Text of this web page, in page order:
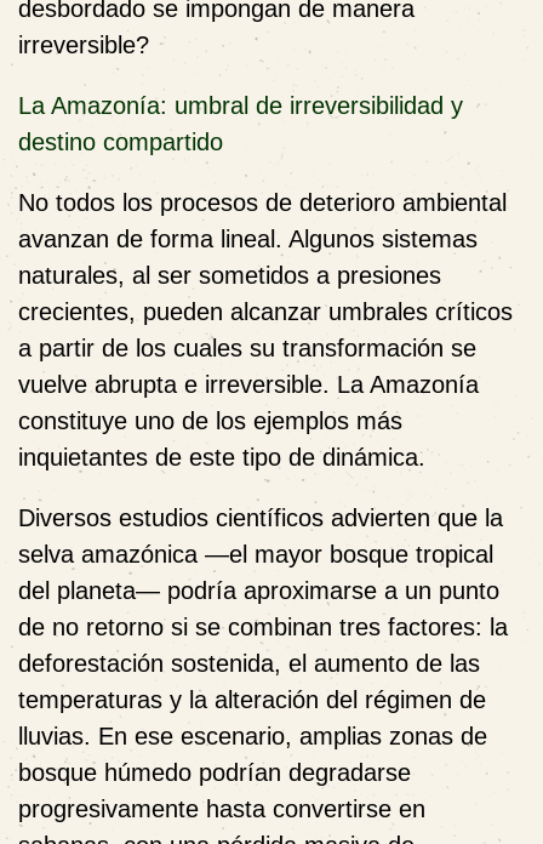
desbordado se impongan de manera
irreversible?
La Amazonía: umbral de irreversibilidad y
destino compartido
No todos los procesos de deterioro ambiental
avanzan de forma lineal. Algunos sistemas
naturales, al ser sometidos a presiones
crecientes, pueden alcanzar umbrales críticos
a partir de los cuales su transformación se
vuelve abrupta e irreversible. La Amazonía
constituye uno de los ejemplos más
inquietantes de este tipo de dinámica.
Diversos estudios científicos advierten que la
selva amazónica —el mayor bosque tropical
del planeta— podría aproximarse a un punto
de no retorno si se combinan tres factores: la
deforestación sostenida, el aumento de las
temperaturas y la alteración del régimen de
lluvias. En ese escenario, amplias zonas de
bosque húmedo podrían degradarse
progresivamente hasta convertirse en